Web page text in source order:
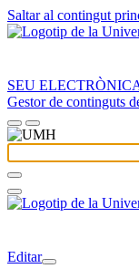
Saltar al contingut
SEU
Gestor de continguts
Editar